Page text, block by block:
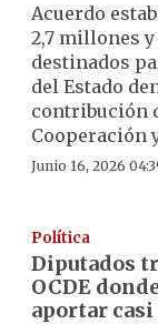
Acuerdo
2,7 millones y
destinados
del Estado
contribución
Cooperación
Junio 16, 2026
Política
Diputados
OCDE
aportar